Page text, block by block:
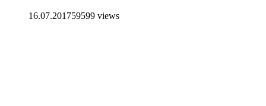
16.07.201759599 views